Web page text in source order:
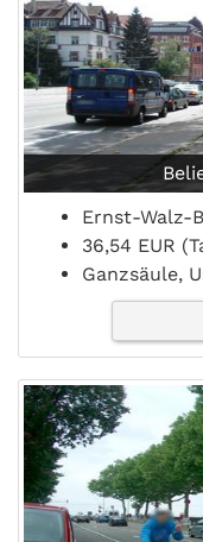
Ernst-Walz-
36,54 EUR
Ganzsäule,